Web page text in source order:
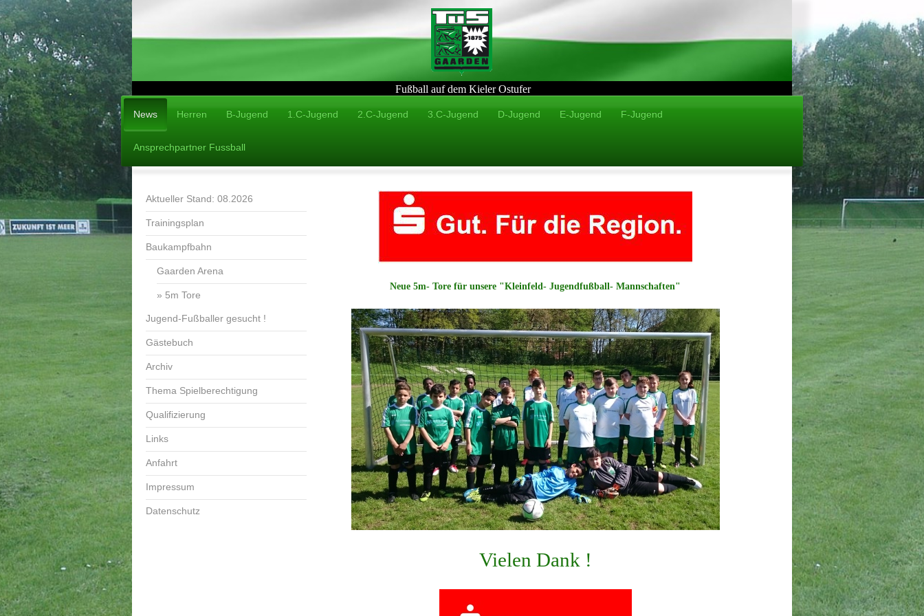
Fußball auf dem Kieler Ostufer
News Herren B-Jugend 1.C-Jugend 2.C-Jugend 3.C-Jugend D-Jugend E-Jugend F-Jugend
Ansprechpartner Fussball
Neue 5m- Tore für unsere "Kleinfeld- Jugendfußball- Mannschaften"
Vielen Dank !
Aktueller Stand: 08.2026
Trainingsplan
Baukampfbahn
Gaarden Arena
5m Tore
Jugend-Fußballer gesucht !
Gästebuch
Archiv
Thema Spielberechtigung
Qualifizierung
Links
Anfahrt
Impressum
Datenschutz